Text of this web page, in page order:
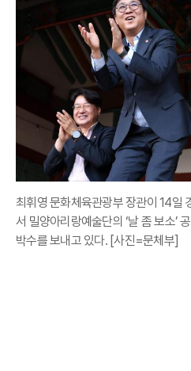
최휘영 문화체육관광부 장관이 14일
서 밀양아리랑예술단의 ‘날 좀 보소’
박수를 보내고 있다. [사진=문체부]